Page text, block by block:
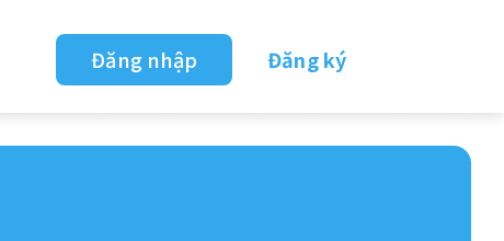
Đăng nhập Đăng ký